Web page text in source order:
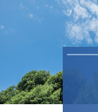
学校生活
進路・進学